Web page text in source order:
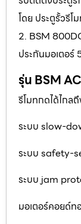
โดย ประตูรั้วรีโ
2. BSM
ประกันมอเตอร์
รุ่น BSM AC
รีโมทกดได้ไกล
ระบบ slow-
ระบบ safety-
ระบบ jam
มอเตอร์คอยด์ท